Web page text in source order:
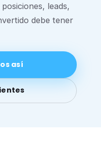
leads,
debe tener
así